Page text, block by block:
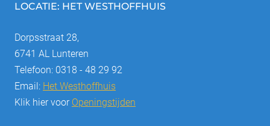
LOCATIE: HET WESTHOFFHUIS
Dorpsstraat 28,
6741 AL Lunteren
Telefoon: 0318 - 48 29 92
Email: Het Westhoffhuis
Klik hier voor Openingstijden